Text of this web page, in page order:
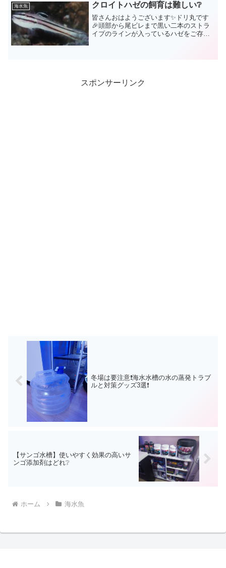
海水魚 クロイトハゼの飼育は難しい❔
皆さんおはようございます✨ドリ丸です
🎉頭部から尾ビレまで黒い二本のストラ
イプのラインが入っているハゼをご存知
スポンサーリンク
冬場は要注意❗海水水槽の水の蒸発トラブ
ルと対策グッズ3選❗
【サンゴ水槽】使いやすく効果の高いサ
ンゴ添加剤はどれ❔
ホーム 海水魚